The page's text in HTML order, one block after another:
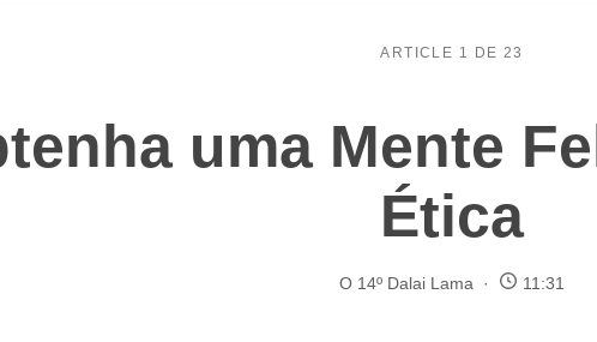
ARTICLE 1 DE 23
uma Mente
Ética
O 14º Dalai Lama 11:31